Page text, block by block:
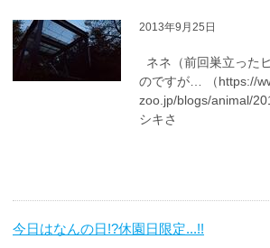
2013年9月25日
ネネ（前回巣立った
のですが… （https://
zoo.jp/blogs/animal/
シキさ
今日はなんの日!?休園日限定...!!